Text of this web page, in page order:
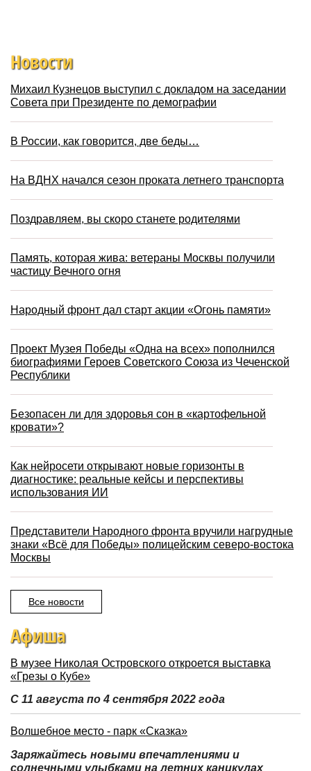
Новости
Михаил Кузнецов выступил с докладом на заседании
Совета при Президенте по демографии
В России, как говорится, две беды…
На ВДНХ начался сезон проката летнего транспорта
Поздравляем, вы скоро станете родителями
Память, которая жива: ветераны Москвы получили
частицу Вечного огня
Народный фронт дал старт акции «Огонь памяти»
Проект Музея Победы «Одна на всех» пополнился
биографиями Героев Советского Союза из Чеченской
Республики
Безопасен ли для здоровья сон в «картофельной
кровати»?
Как нейросети открывают новые горизонты в
диагностике: реальные кейсы и перспективы
использования ИИ
Представители Народного фронта вручили нагрудные
знаки «Всё для Победы» полицейским северо-востока
Москвы
Все новости
Афиша
В музее Николая Островского откроется выставка
«Грезы о Кубе»
С 11 августа по 4 сентября 2022 года
Волшебное место - парк «Сказка»
Заряжайтесь новыми впечатлениями и
солнечными улыбками на летних каникулах